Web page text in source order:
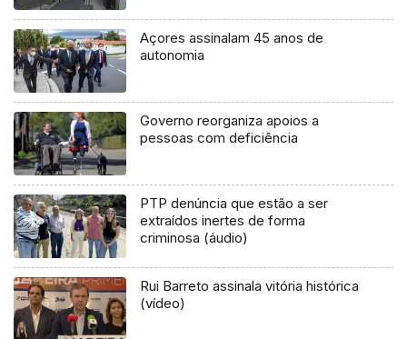
Açores assinalam 45 anos de
autonomia
Governo reorganiza apoios a
pessoas com deficiência
PTP denúncia que estão a ser
extraídos inertes de forma
criminosa (áudio)
Rui Barreto assinala vitória histórica
(vídeo)